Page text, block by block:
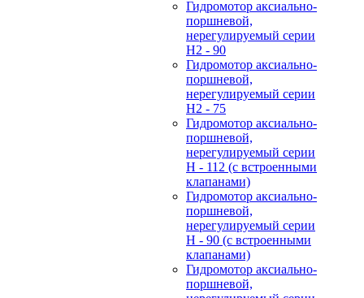
Гидромотор аксиально-
поршневой,
нерегулируемый cерии
H2 - 90
Гидромотор аксиально-
поршневой,
нерегулируемый cерии
H2 - 75
Гидромотор аксиально-
поршневой,
нерегулируемый cерии
H - 112 (с встроенными
клапанами)
Гидромотор аксиально-
поршневой,
нерегулируемый cерии
H - 90 (с встроенными
клапанами)
Гидромотор аксиально-
поршневой,